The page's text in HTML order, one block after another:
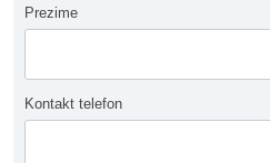
Prezime
Kontakt telefon